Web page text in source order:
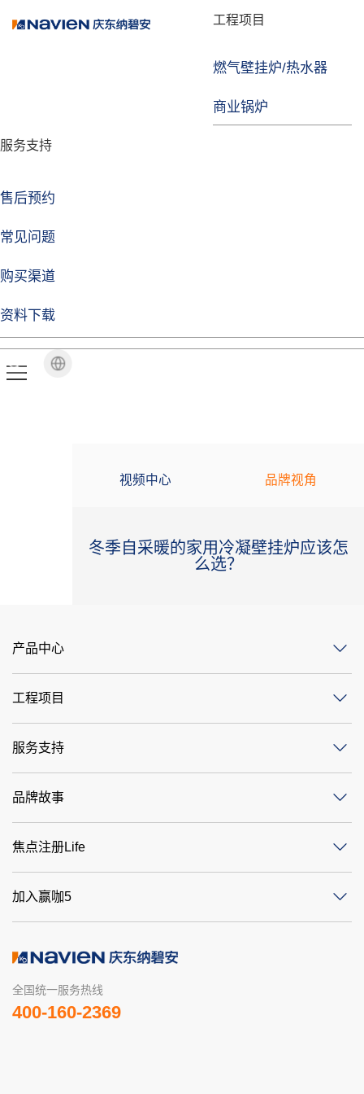
工程项目
燃气壁挂炉/热水器
商业锅炉
服务支持
售后预约
常见问题
购买渠道
资料下载
品牌故事
技术实力
企业动态
焦点注册Life
品牌视角
视频中心 品牌视角
冬季自采暖的家用冷凝壁挂炉应该怎
么选？
产品中心
工程项目
服务支持
品牌故事
焦点注册Life
加入赢咖5
全国统一服务热线
400-160-2369